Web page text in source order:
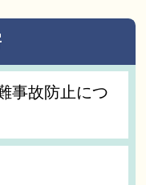
事故防止につ